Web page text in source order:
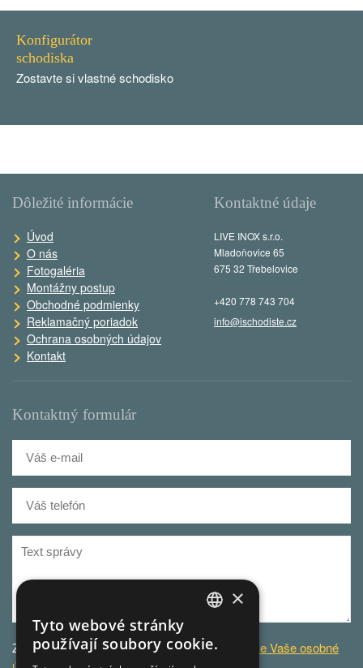
Konfigurátor
schodiska
Zostavte si vlastné schodisko
Dôležité informácie
Úvod
O nás
Fotogaléria
Montážny postup
Obchodné podmienky
Reklamačný poriadok
Ochrana osobných údajov
Kontakt
Kontaktný formulár
Za účelom zodpovedania dotazuspracovávame Vaše osobné
Kontaktné údaje
LIVE INOX s.r.o.
Mladoňovice 65
675 32 Třebelovice
+420 778 743 704
info@ischodiste.cz
×
Tyto webové stránky
používají soubory cookie.